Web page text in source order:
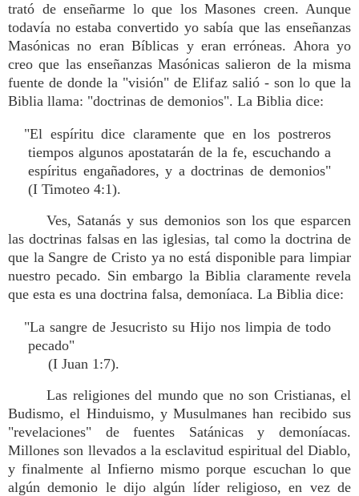
trató de enseñarme lo que los Masones creen. Aunque
todavía no estaba convertido yo sabía que las enseñanzas
Masónicas no eran Bíblicas y eran erróneas. Ahora yo
creo que las enseñanzas Masónicas salieron de la misma
fuente de donde la "visión" de Elifaz salió - son lo que la
Biblia llama: "doctrinas de demonios". La Biblia dice:
"El espíritu dice claramente que en los postreros
tiempos algunos apostatarán de la fe, escuchando a
espíritus engañadores, y a doctrinas de demonios"
(I Timoteo 4:1).
Ves, Satanás y sus demonios son los que esparcen
las doctrinas falsas en las iglesias, tal como la doctrina de
que la Sangre de Cristo ya no está disponible para limpiar
nuestro pecado. Sin embargo la Biblia claramente revela
que esta es una doctrina falsa, demoníaca. La Biblia dice:
"La sangre de Jesucristo su Hijo nos limpia de todo
pecado"
(I Juan 1:7).
Las religiones del mundo que no son Cristianas, el
Budismo, el Hinduismo, y Musulmanes han recibido sus
"revelaciones" de fuentes Satánicas y demoníacas.
Millones son llevados a la esclavitud espiritual del Diablo,
y finalmente al Infierno mismo porque escuchan lo que
algún demonio le dijo algún líder religioso, en vez de